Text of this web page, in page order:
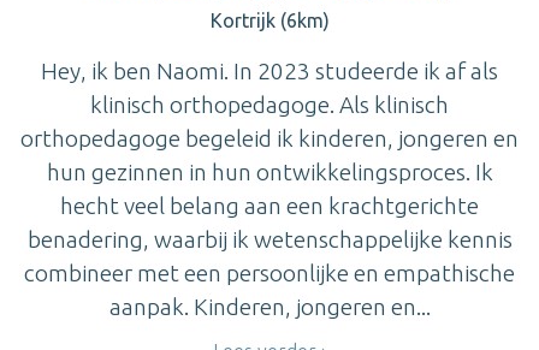
Kortrijk (6km)
Hey, ik ben Naomi. In 2023 studeerde ik af als
klinisch orthopedagoge. Als klinisch
orthopedagoge begeleid ik kinderen, jongeren en
hun gezinnen in hun ontwikkelingsproces. Ik
hecht veel belang aan een krachtgerichte
benadering, waarbij ik wetenschappelijke kennis
combineer met een persoonlijke en empathische
aanpak. Kinderen, jongeren en...